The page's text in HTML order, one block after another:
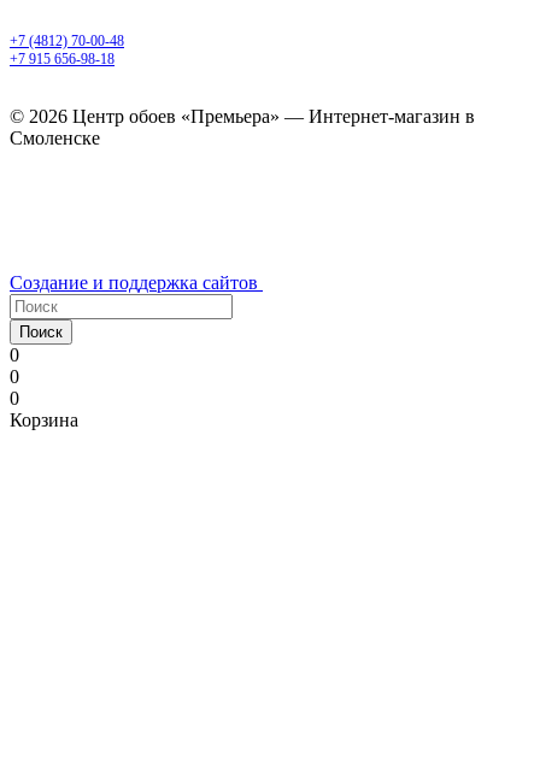
+7 (4812) 70-00-48
+7 915 656-98-18
© 2026 Центр обоев «Премьера» — Интернет-магазин в
Смоленске
Создание и поддержка сайтов
Поиск
0
0
0
Корзина